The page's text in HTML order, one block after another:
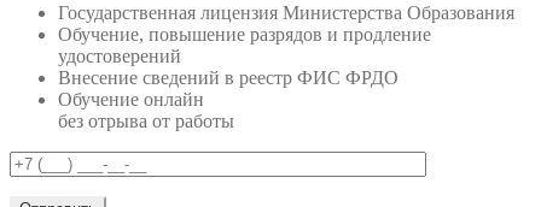
Государственная лицензия Министерства Образования
Обучение, повышение разрядов и продление
удостоверений
Внесение сведений в реестр ФИС ФРДО
Обучение онлайн
без отрыва от работы